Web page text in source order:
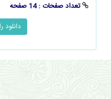
تعداد صفحات : 14 صفحه